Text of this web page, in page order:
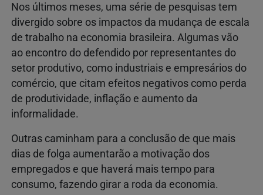
Nos últimos meses, uma série de pesquisas tem
divergido sobre os impactos da mudança de escala
de trabalho na economia brasileira. Algumas vão
ao encontro do defendido por representantes do
setor produtivo, como industriais e empresários do
comércio, que citam efeitos negativos como perda
de produtividade, inflação e aumento da
informalidade.
Outras caminham para a conclusão de que mais
dias de folga aumentarão a motivação dos
empregados e que haverá mais tempo para
consumo, fazendo girar a roda da economia.